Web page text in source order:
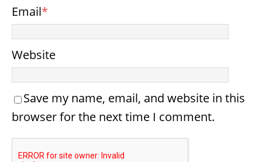
Email*
Website
Save my name, email, and website in this
browser for the next time I comment.